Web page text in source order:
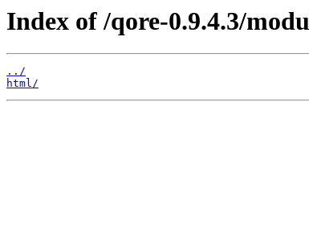
Index of /qore-0.9.4.3/
../
html/